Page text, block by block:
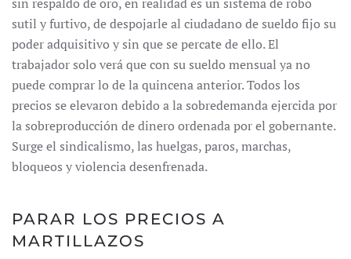
sutil y furtivo, de despojarle al ciudadano de sueldo fijo su
poder adquisitivo y sin que se percate de ello. El
trabajador solo verá que con su sueldo mensual ya no
puede comprar lo de la quincena anterior. Todos los
precios se elevaron debido a la sobredemanda ejercida por
la sobreproducción de dinero ordenada por el gobernante.
Surge el sindicalismo, las huelgas, paros, marchas,
bloqueos y violencia desenfrenada.
PARAR LOS PRECIOS A
MARTILLAZOS